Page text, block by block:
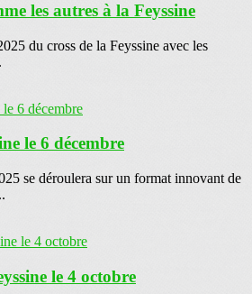
les autres à la Feyssine
du cross de la Feyssine avec les
le 6 décembre
se déroulera sur un format innovant de
le 4 octobre